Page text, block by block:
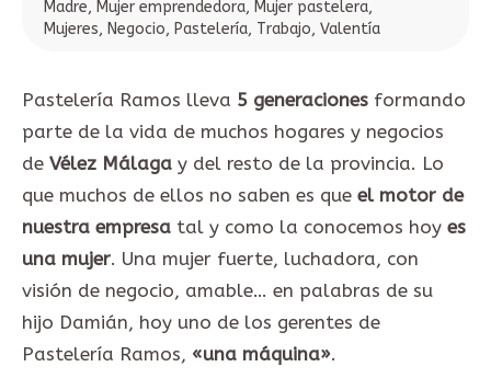
Madre, Mujer emprendedora, Mujer pastelera,
Mujeres, Negocio, Pastelería, Trabajo, Valentía
Pastelería Ramos lleva 5 generaciones formando
parte de la vida de muchos hogares y negocios
de Vélez Málaga y del resto de la provincia. Lo
que muchos de ellos no saben es que el motor de
nuestra empresa tal y como la conocemos hoy es
una mujer. Una mujer fuerte, luchadora, con
visión de negocio, amable… en palabras de su
hijo Damián, hoy uno de los gerentes de
Pastelería Ramos, «una máquina».